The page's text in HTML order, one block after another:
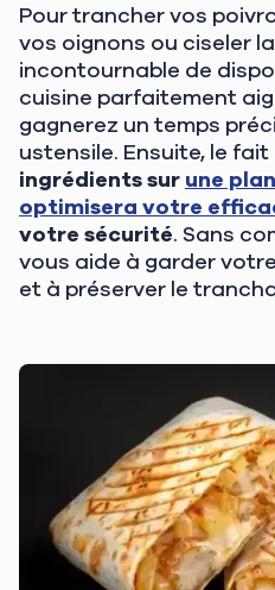
Pour trancher vos
vos oignons ou ciseler
incontournable de
cuisine parfaitement
gagnerez un temps
ustensile. Ensuite, le fait
ingrédients sur une
optimisera votre
votre sécurité. Sans
vous aide à garder
et à préserver le